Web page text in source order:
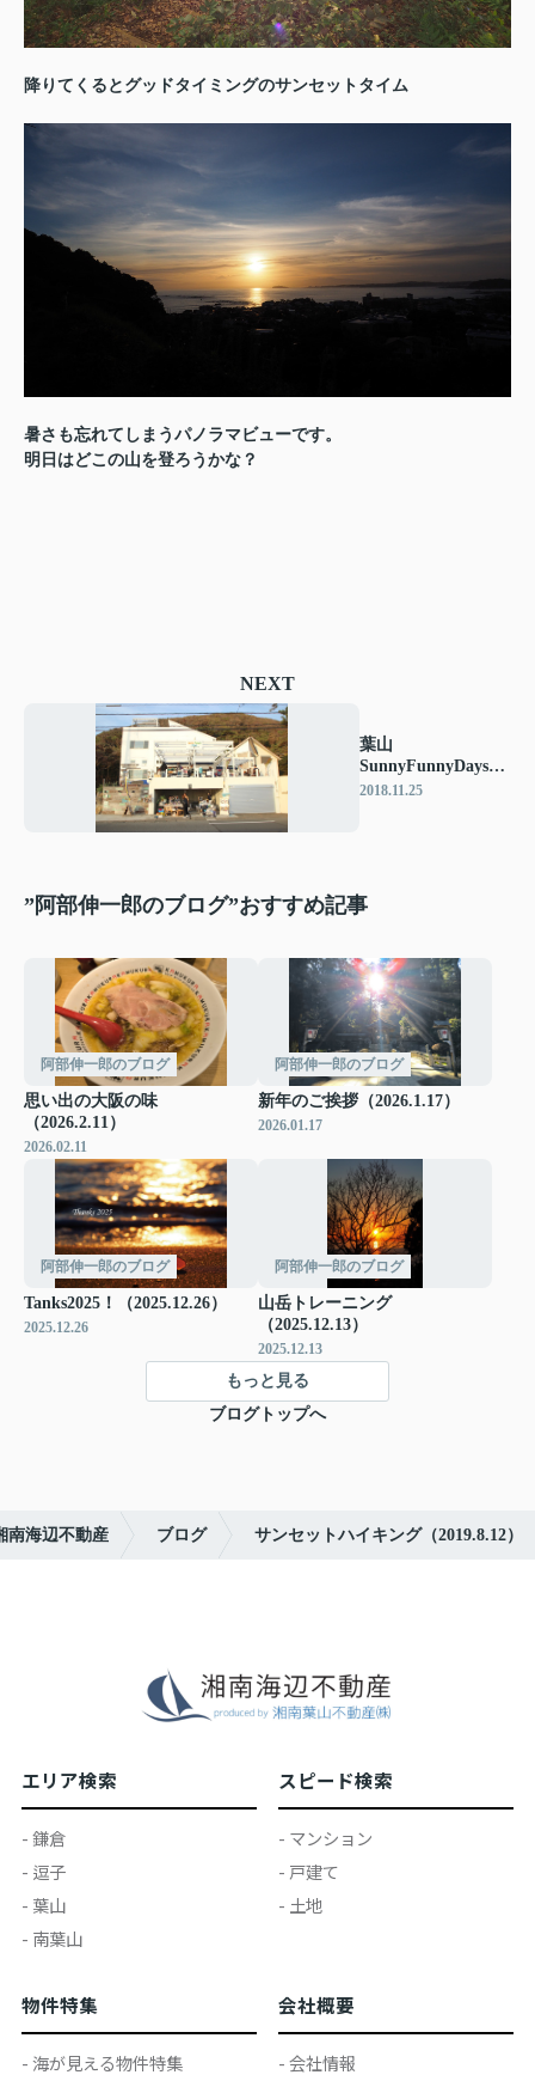
降りてくるとグッドタイミングのサンセットタイム
暑さも忘れてしまうパノラマビューです。
明日はどこの山を登ろうかな？
NEXT
葉山
SunnyFunnyDaysの
イベントにお邪魔し
2018.11.25
”阿部伸一郎のブログ”おすすめ記事
阿部伸一郎のブログ
思い出の大阪の味
（2026.2.11）
2026.02.11
阿部伸一郎のブログ
新年のご挨拶（2026.1.17）
2026.01.17
阿部伸一郎のブログ
Tanks2025！（2025.12.26）
2025.12.26
阿部伸一郎のブログ
山岳トレーニング
（2025.12.13）
2025.12.13
もっと見る
ブログトップへ
南海辺不動産 ブログ サンセットハイキング（2019.8.12）
エリア検索
- 鎌倉
- 逗子
- 葉山
- 南葉山
スピード検索
- マンション
- 戸建て
- 土地
物件特集
- 海が見える物件特集
会社概要
- 会社情報